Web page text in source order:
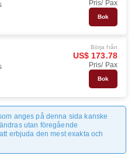
Pris/ Pax
Bok
Börja från
US$ 173.78
Pris/ Pax
Bok
anges på denna sida kanske
utan föregående
erbjuda den mest exakta och